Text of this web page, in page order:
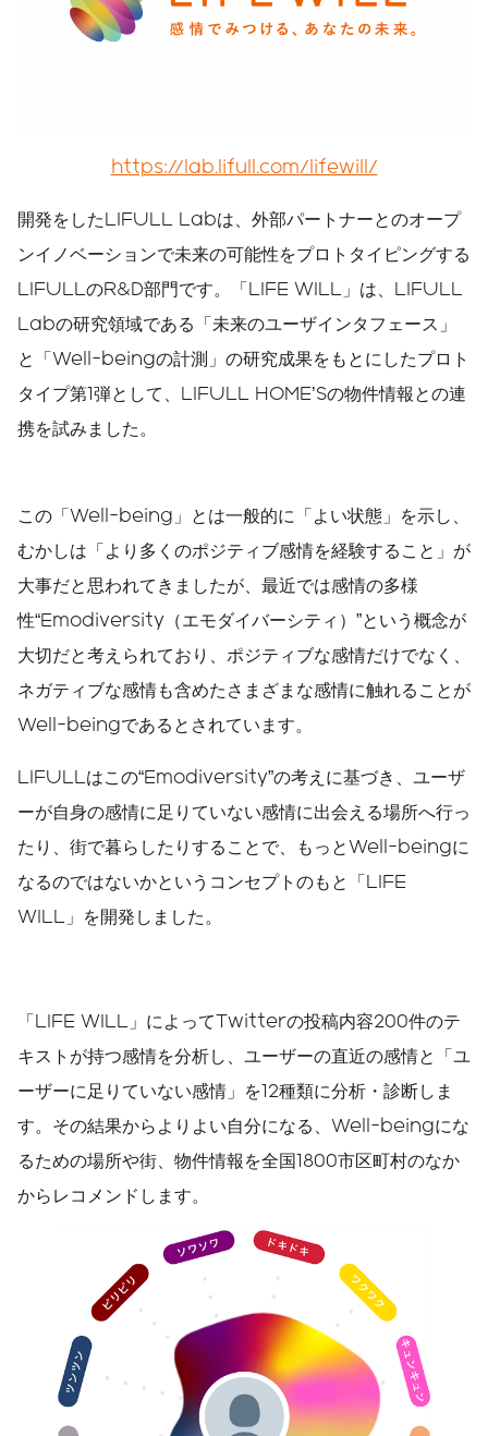
https://lab.lifull.com/lifewill/
開発をしたLIFULL Labは、外部パートナーとのオープ
ンイノベーションで未来の可能性をプロトタイピングする
LIFULLのR&D部門です。「LIFE WILL」は、LIFULL
Labの研究領域である「未来のユーザインタフェース」
と「Well-beingの計測」の研究成果をもとにしたプロト
タイプ第1弾として、LIFULL HOME’Sの物件情報との連
携を試みました。
この「Well-being」とは一般的に「よい状態」を示し、
むかしは「より多くのポジティブ感情を経験すること」が
大事だと思われてきましたが、最近では感情の多様
性“Emodiversity（エモダイバーシティ）”という概念が
大切だと考えられており、ポジティブな感情だけでなく、
ネガティブな感情も含めたさまざまな感情に触れることが
Well-beingであるとされています。
LIFULLはこの“Emodiversity”の考えに基づき、ユーザ
ーが自身の感情に足りていない感情に出会える場所へ行っ
たり、街で暮らしたりすることで、もっとWell-beingに
なるのではないかというコンセプトのもと「LIFE
WILL」を開発しました。
「LIFE WILL」によってTwitterの投稿内容200件のテ
キストが持つ感情を分析し、ユーザーの直近の感情と「ユ
ーザーに足りていない感情」を12種類に分析・診断しま
す。その結果からよりよい自分になる、Well-beingにな
るための場所や街、物件情報を全国1800市区町村のなか
からレコメンドします。